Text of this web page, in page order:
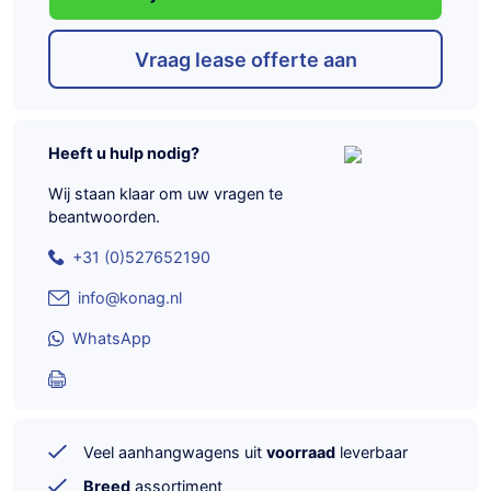
Vraag lease offerte aan
Heeft u hulp nodig?
Wij staan klaar om uw vragen te
beantwoorden.
+31 (0)527652190
info@konag.nl
WhatsApp
Veel aanhangwagens uit voorraad leverbaar
Breed assortiment